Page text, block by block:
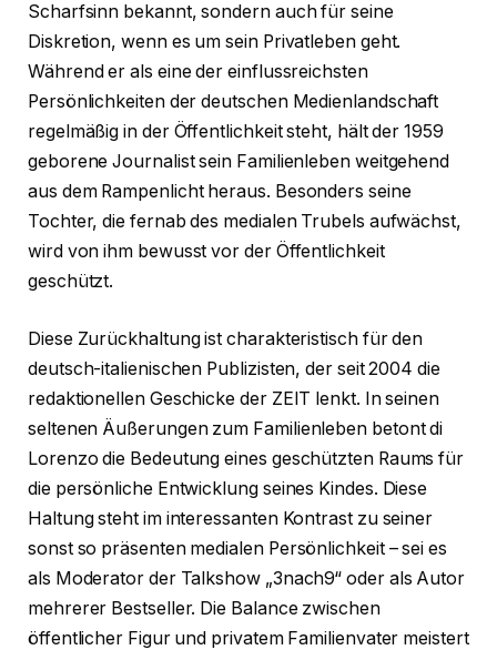
Scharfsinn bekannt, sondern auch für seine
Diskretion, wenn es um sein Privatleben geht.
Während er als eine der einflussreichsten
Persönlichkeiten der deutschen Medienlandschaft
regelmäßig in der Öffentlichkeit steht, hält der 1959
geborene Journalist sein Familienleben weitgehend
aus dem Rampenlicht heraus. Besonders seine
Tochter, die fernab des medialen Trubels aufwächst,
wird von ihm bewusst vor der Öffentlichkeit
geschützt.
Diese Zurückhaltung ist charakteristisch für den
deutsch-italienischen Publizisten, der seit 2004 die
redaktionellen Geschicke der ZEIT lenkt. In seinen
seltenen Äußerungen zum Familienleben betont di
Lorenzo die Bedeutung eines geschützten Raums für
die persönliche Entwicklung seines Kindes. Diese
Haltung steht im interessanten Kontrast zu seiner
sonst so präsenten medialen Persönlichkeit – sei es
als Moderator der Talkshow „3nach9“ oder als Autor
mehrerer Bestseller. Die Balance zwischen
öffentlicher Figur und privatem Familienvater meistert